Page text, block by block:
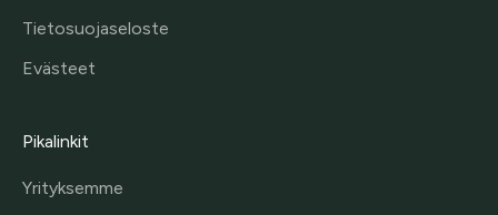
Tietosuojaseloste
Evästeet
Pikalinkit
Yrityksemme